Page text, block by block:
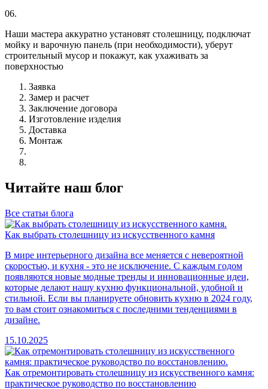
06.
Наши мастера аккуратно установят столешницу, подключат
мойку и варочную панель (при необходимости), уберут
строительный мусор и покажут, как ухаживать за
поверхностью
Заявка
Замер и расчет
Заключение договора
Изготовление изделия
Доставка
Монтаж
Читайте наш блог
Все статьи блога
Как выбрать столешницу из искусственного камня
В мире интерьерного дизайна все меняется с невероятной
скоростью, и кухня - это не исключение. С каждым годом
появляются новые модные тренды и инновационные идеи,
которые делают нашу кухню функциональной, удобной и
стильной. Если вы планируете обновить кухню в 2024 году,
то вам стоит ознакомиться с последними тенденциями в
дизайне.
15.10.2025
Как отремонтировать столешницу из искусственного камня:
практическое руководство по восстановлению